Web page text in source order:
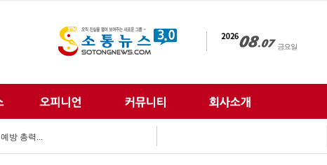
우뚝’...
…'익산 시민아카데...
방 총력...
는 든든한 동반자...